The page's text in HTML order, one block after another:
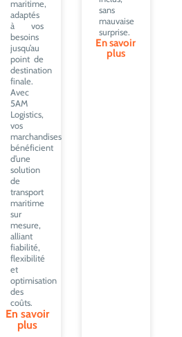
maritime,
adaptés
à vos
besoins
jusqu’au
point de
destination
finale.
Avec
5AM
Logistics,
vos
marchandises
bénéficient
d’une
solution
de
transport
maritime
sur
mesure,
alliant
fiabilité,
flexibilité
et
optimisation
des
coûts.
En savoir
plus
sans
mauvaise
surprise.
En savoir
plus